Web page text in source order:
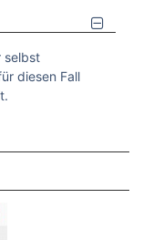
selbst
diesen Fall
ANGESEHENE